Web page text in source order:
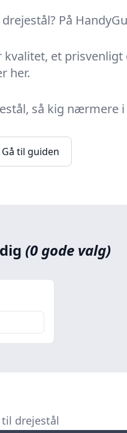
På
et
her.
så kig nærmere
Gå til guiden
(0 gode valg)
drejestål